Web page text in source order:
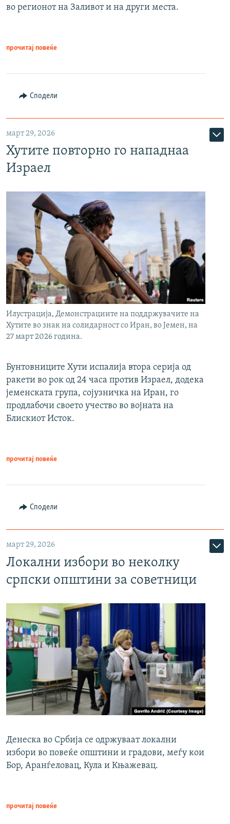
во регионот на Заливот и на други места.
прочитај повеќе
Сподели
март 29, 2026
Хутите повторно го нападнаа
Израел
Илустрација, Демонстрациите на поддржувачите на
Хутите во знак на солидарност со Иран, во Јемен, на
27 март 2026 година.
Бунтовниците Хути испалија втора серија од
ракети во рок од 24 часа против Израел, додека
јеменската група, сојузничка на Иран, го
продлабочи своето учество во војната на
Блискиот Исток.
прочитај повеќе
Сподели
март 29, 2026
Локални избори во неколку
српски општини за советници
Денеска во Србија се одржуваат локални
избори во повеќе општини и градови, меѓу кои
Бор, Аранѓеловац, Кула и Књажевац.
прочитај повеќе